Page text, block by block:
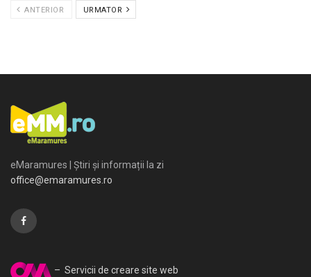
ANTERIOR URMATOR
eMaramures | Știri și informații la zi
office@emaramures.ro
– Servicii de creare site web